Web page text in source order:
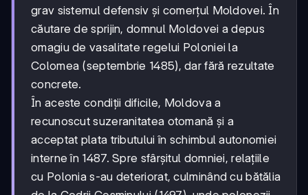
grav sistemul defensiv și comerțul Moldovei. În
căutare de sprijin, domnul Moldovei a depus
omagiu de vasalitate regelui Poloniei la
Colomea (septembrie 1485), dar fără rezultate
concrete.
În aceste condiții dificile, Moldova a
recunoscut suzeranitatea otomană și a
acceptat plata tributului în schimbul autonomiei
interne în 1487. Spre sfârșitul domniei, relațiile
cu Polonia s-au deteriorat, culminând cu bătălia